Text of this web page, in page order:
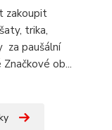
zakoupit
trika,
za paušální
ob...